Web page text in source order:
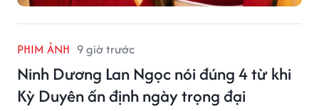
PHIM ẢNH 9 giờ trước
Ninh Dương Lan Ngọc nói đúng 4 từ khi
Kỳ Duyên ấn định ngày trọng đại